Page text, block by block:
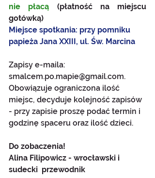
nie płacą (płatność na miejscu
gotówką)
Miejsce spotkania: przy pomniku
papieża Jana XXIII, ul. Św. Marcina
Zapisy e-maila:
smalcem.po.mapie@gmail.com.
Obowiązuje ograniczona ilość
miejsc, decyduje kolejność zapisów
- przy zapisie proszę podać termin i
godzinę spaceru oraz ilość dzieci.
Do zobaczenia!
Alina Filipowicz - wrocławski i
sudecki  przewodnik